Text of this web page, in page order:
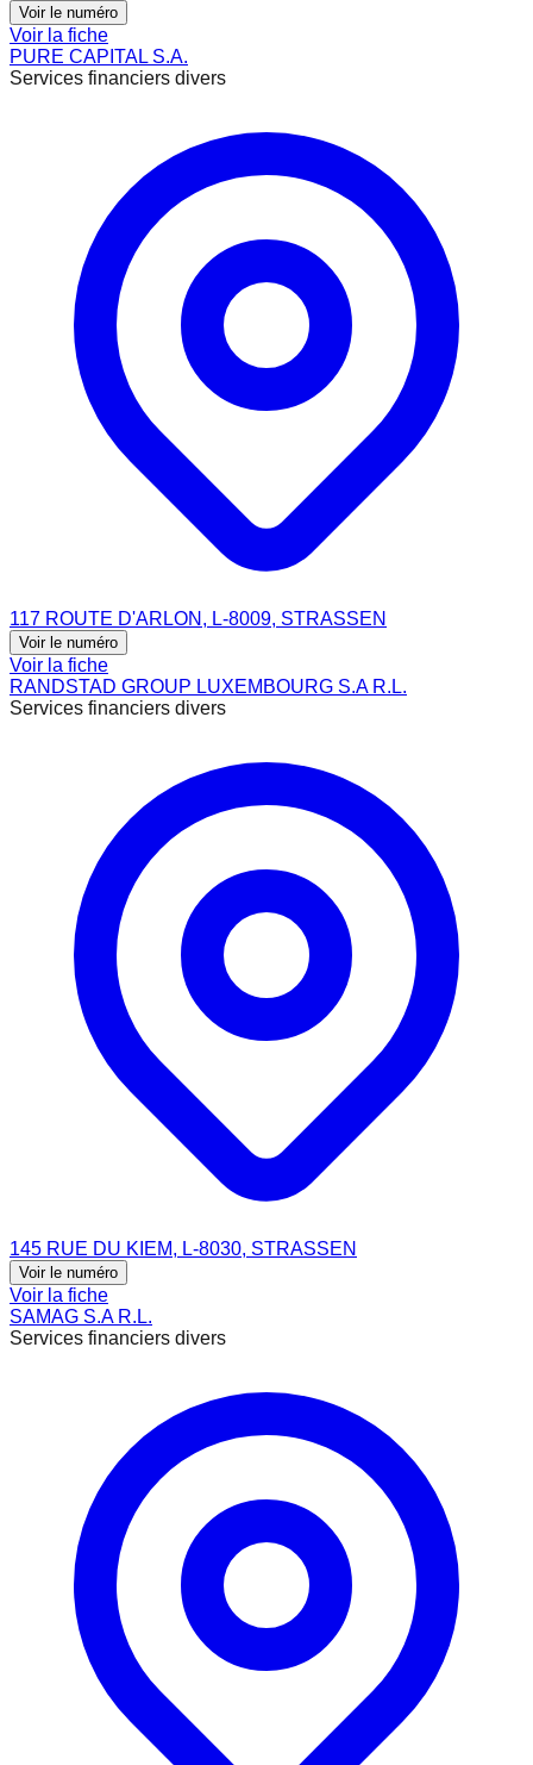
Voir le numéro
Voir la fiche
PURE CAPITAL S.A.
Services financiers divers
117 ROUTE D'ARLON, L-8009, STRASSEN
Voir le numéro
Voir la fiche
RANDSTAD GROUP LUXEMBOURG S.A R.L.
Services financiers divers
145 RUE DU KIEM, L-8030, STRASSEN
Voir le numéro
Voir la fiche
SAMAG S.A R.L.
Services financiers divers